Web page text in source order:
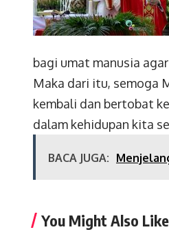
bagi umat manusia
Maka dari itu, semoga
kembali dan bertobat
dalam kehidupan kita
BACA JUGA:
You Might Also Like